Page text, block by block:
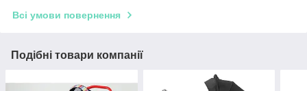
Всі умови повернення
Подібні товари компанії